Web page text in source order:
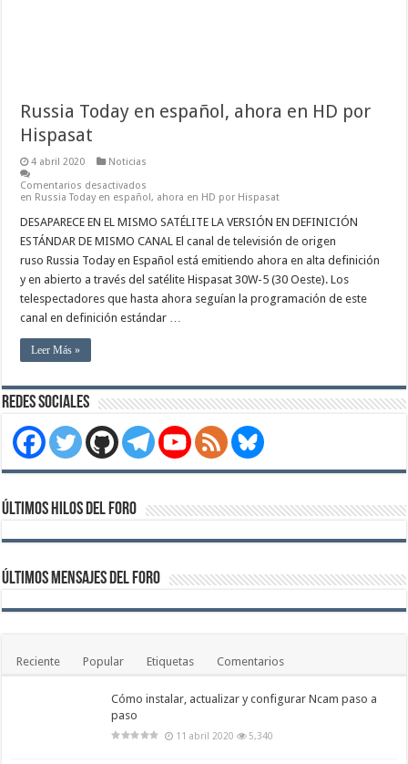
Russia Today en español, ahora en HD por
Hispasat
4 abril 2020
Noticias
Comentarios desactivados
en Russia Today en español, ahora en HD por Hispasat
DESAPARECE EN EL MISMO SATÉLITE LA VERSIÓN EN DEFINICIÓN
ESTÁNDAR DE MISMO CANAL El canal de televisión de origen
ruso Russia Today en Español está emitiendo ahora en alta definición
y en abierto a través del satélite Hispasat 30W-5 (30 Oeste). Los
telespectadores que hasta ahora seguían la programación de este
canal en definición estándar …
Leer Más »
REDES SOCIALES
Últimos hilos del foro
Últimos mensajes del foro
Reciente Popular Etiquetas Comentarios
Cómo instalar, actualizar y configurar Ncam paso a
paso
11 abril 2020 5,340